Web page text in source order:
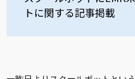
トに関する記事掲載